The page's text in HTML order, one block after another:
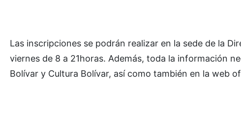
Las inscripciones se podrán realizar en la sede de la
viernes de 8 a 21horas. Además, toda la información
Bolívar y Cultura Bolívar, así como también en la web